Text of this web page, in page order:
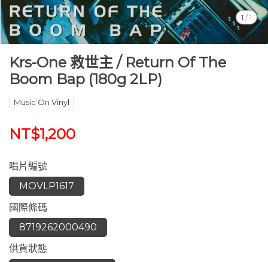
1 /1
Krs-One 救世主 / Return Of The
Boom Bap (180g 2LP)
Music On Vinyl
NT$1,200
唱片編號
MOVLP1617
國際條碼
8719262000490
供貨狀態